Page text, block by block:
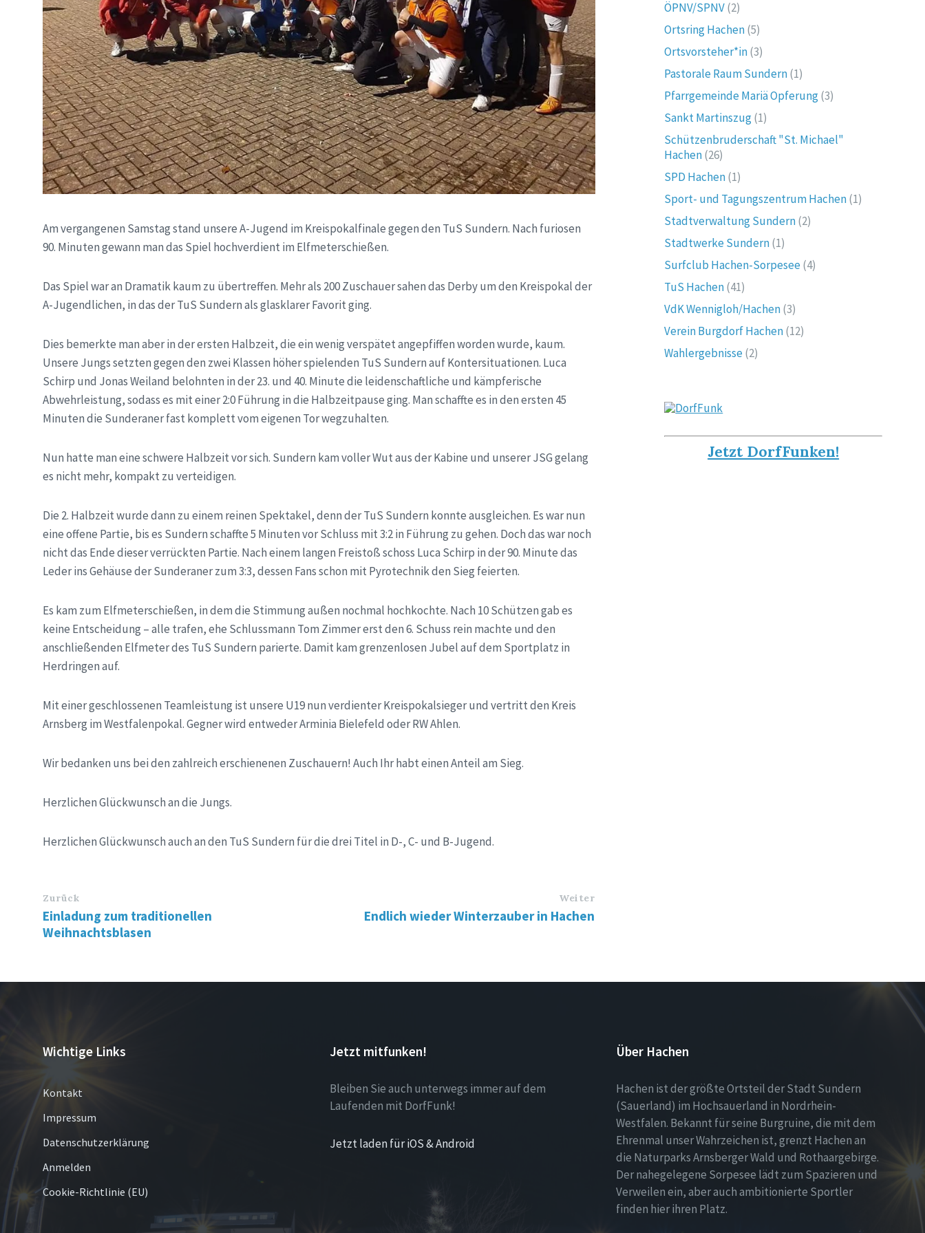
Am vergangenen Samstag stand unsere A-Jugend im Kreispokalfinale gegen den TuS Sundern. Nach furiosen
90. Minuten gewann man das Spiel hochverdient im Elfmeterschießen.
Das Spiel war an Dramatik kaum zu übertreffen. Mehr als 200 Zuschauer sahen das Derby um den Kreispokal der
A-Jugendlichen, in das der TuS Sundern als glasklarer Favorit ging.
Dies bemerkte man aber in der ersten Halbzeit, die ein wenig verspätet angepfiffen worden wurde, kaum.
Unsere Jungs setzten gegen den zwei Klassen höher spielenden TuS Sundern auf Kontersituationen. Luca
Schirp und Jonas Weiland belohnten in der 23. und 40. Minute die leidenschaftliche und kämpferische
Abwehrleistung, sodass es mit einer 2:0 Führung in die Halbzeitpause ging. Man schaffte es in den ersten 45
Minuten die Sunderaner fast komplett vom eigenen Tor wegzuhalten.
Nun hatte man eine schwere Halbzeit vor sich. Sundern kam voller Wut aus der Kabine und unserer JSG gelang
es nicht mehr, kompakt zu verteidigen.
Die 2. Halbzeit wurde dann zu einem reinen Spektakel, denn der TuS Sundern konnte ausgleichen. Es war nun
eine offene Partie, bis es Sundern schaffte 5 Minuten vor Schluss mit 3:2 in Führung zu gehen. Doch das war noch
nicht das Ende dieser verrückten Partie. Nach einem langen Freistoß schoss Luca Schirp in der 90. Minute das
Leder ins Gehäuse der Sunderaner zum 3:3, dessen Fans schon mit Pyrotechnik den Sieg feierten.
Es kam zum Elfmeterschießen, in dem die Stimmung außen nochmal hochkochte. Nach 10 Schützen gab es
keine Entscheidung – alle trafen, ehe Schlussmann Tom Zimmer erst den 6. Schuss rein machte und den
anschließenden Elfmeter des TuS Sundern parierte. Damit kam grenzenlosen Jubel auf dem Sportplatz in
Herdringen auf.
Mit einer geschlossenen Teamleistung ist unsere U19 nun verdienter Kreispokalsieger und vertritt den Kreis
Arnsberg im Westfalenpokal. Gegner wird entweder Arminia Bielefeld oder RW Ahlen.
Wir bedanken uns bei den zahlreich erschienenen Zuschauern! Auch Ihr habt einen Anteil am Sieg.
Herzlichen Glückwunsch an die Jungs.
Herzlichen Glückwunsch auch an den TuS Sundern für die drei Titel in D-, C- und B-Jugend.
Zurück
Einladung zum traditionellen
Weihnachtsblasen
Weiter
Endlich wieder Winterzauber in Hachen
ÖPNV/SPNV(2)
Ortsring Hachen(5)
Ortsvorsteher*in(3)
Pastorale Raum Sundern(1)
Pfarrgemeinde Mariä Opferung(3)
Sankt Martinszug(1)
Schützenbruderschaft "St. Michael"
Hachen(26)
SPD Hachen(1)
Sport- und Tagungszentrum Hachen(1)
Stadtverwaltung Sundern(2)
Stadtwerke Sundern(1)
Surfclub Hachen-Sorpesee(4)
TuS Hachen(41)
VdK Wennigloh/Hachen(3)
Verein Burgdorf Hachen(12)
Wahlergebnisse(2)
Jetzt DorfFunken!
Wichtige Links
Kontakt
Impressum
Datenschutzerklärung
Anmelden
Cookie-Richtlinie (EU)
Jetzt mitfunken!
Bleiben Sie auch unterwegs immer auf dem
Laufenden mit DorfFunk!
Jetzt laden für iOS & Android
Über Hachen
Hachen ist der größte Ortsteil der Stadt Sundern
(Sauerland) im Hochsauerland in Nordrhein-
Westfalen. Bekannt für seine Burgruine, die mit dem
Ehrenmal unser Wahrzeichen ist, grenzt Hachen an
die Naturparks Arnsberger Wald und Rothaargebirge.
Der nahegelegene Sorpesee lädt zum Spazieren und
Verweilen ein, aber auch ambitionierte Sportler
finden hier ihren Platz.